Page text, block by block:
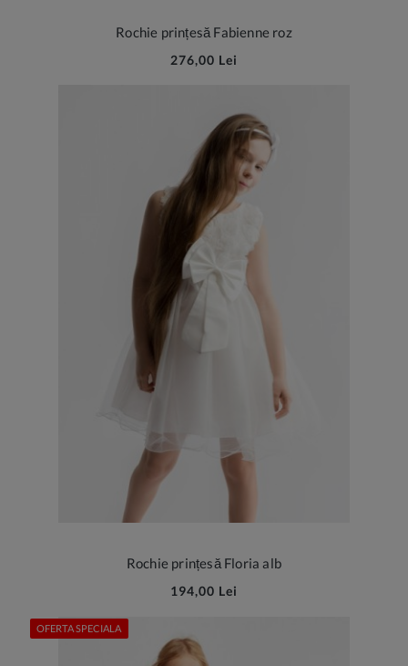
Rochie prințesă Fabienne roz
276,00 Lei
Rochie prințesă Floria alb
194,00 Lei
OFERTA SPECIALA